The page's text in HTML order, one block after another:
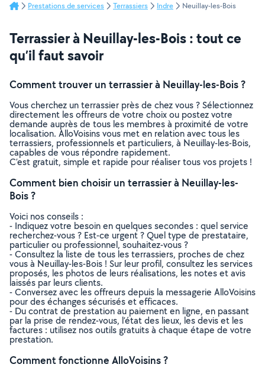
Prestations de services Terrassiers Indre Neuillay-les-Bois
Terrassier à Neuillay-les-Bois : tout ce
qu’il faut savoir
Comment trouver un terrassier à Neuillay-les-Bois ?
Vous cherchez un terrassier près de chez vous ? Sélectionnez
directement les offreurs de votre choix ou postez votre
demande auprès de tous les membres à proximité de votre
localisation. AlloVoisins vous met en relation avec tous les
terrassiers, professionnels et particuliers, à Neuillay-les-Bois,
capables de vous répondre rapidement.
C’est gratuit, simple et rapide pour réaliser tous vos projets !
Comment bien choisir un terrassier à Neuillay-les-
Bois ?
Voici nos conseils :
- Indiquez votre besoin en quelques secondes : quel service
recherchez-vous ? Est-ce urgent ? Quel type de prestataire,
particulier ou professionnel, souhaitez-vous ?
- Consultez la liste de tous les terrassiers, proches de chez
vous à Neuillay-les-Bois ! Sur leur profil, consultez les services
proposés, les photos de leurs réalisations, les notes et avis
laissés par leurs clients.
- Conversez avec les offreurs depuis la messagerie AlloVoisins
pour des échanges sécurisés et efficaces.
- Du contrat de prestation au paiement en ligne, en passant
par la prise de rendez-vous, l’état des lieux, les devis et les
factures : utilisez nos outils gratuits à chaque étape de votre
prestation.
Comment fonctionne AlloVoisins ?